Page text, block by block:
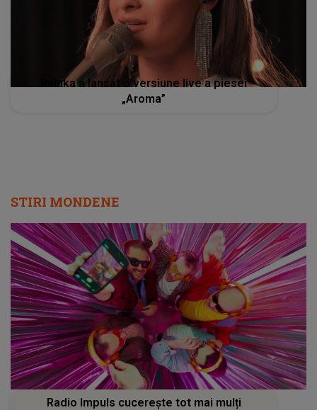
Raluka a lansat o versiune live a piesei
„Aroma”
STIRI MONDENE
Radio Impuls cucerește tot mai mulți